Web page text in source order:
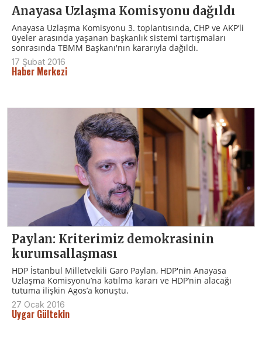
Anayasa Uzlaşma Komisyonu dağıldı
Anayasa Uzlaşma Komisyonu 3. toplantısında, CHP ve AKP’li
üyeler arasında yaşanan başkanlık sistemi tartışmaları
sonrasında TBMM Başkanı'nın kararıyla dağıldı.
17 Şubat 2016
Haber Merkezi
Paylan: Kriterimiz demokrasinin
kurumsallaşması
HDP İstanbul Milletvekili Garo Paylan, HDP'nin Anayasa
Uzlaşma Komisyonu’na katılma kararı ve HDP’nin alacağı
tutuma ilişkin Agos’a konuştu.
27 Ocak 2016
Uygar Gültekin